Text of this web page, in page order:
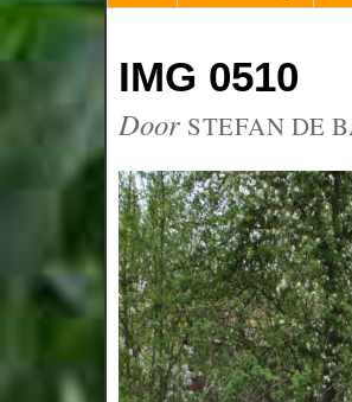
IMG 0510
Door STEFAN DE